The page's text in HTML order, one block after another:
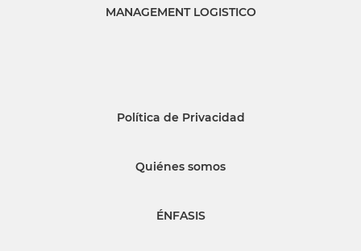
MANAGEMENT LOGISTICO
Política de Privacidad
Quiénes somos
ÉNFASIS